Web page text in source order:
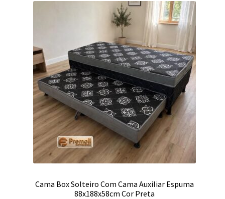
Cama Box Solteiro Com Cama Auxiliar Espuma
88x188x58cm Cor Preta